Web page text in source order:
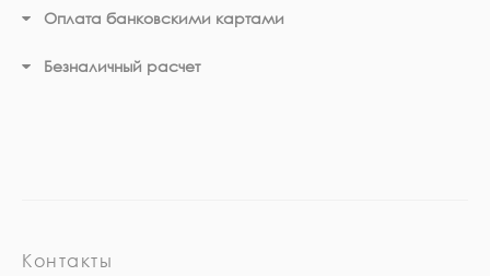
Оплата банковскими картами
Безналичный расчет
Контакты